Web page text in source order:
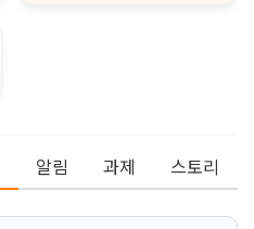
알림 과제 스토리